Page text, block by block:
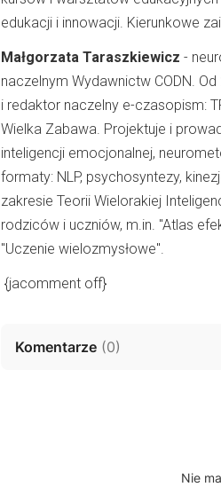
edukacji i innowacji. Kierunkowe
Małgorzata Taraszkiewicz -
naczelnym Wydawnictw CODN.
i redaktor naczelny e-czasopism:
Wielka Zabawa. Projektuje i
inteligencji emocjonalnej,
formaty: NLP, psychosyntezy,
zakresie Teorii Wielorakiej
rodziców i uczniów, m.in. "Atlas
"Uczenie wielozmysłowe".
{jacomment off}
Komentarze (0)
Nie